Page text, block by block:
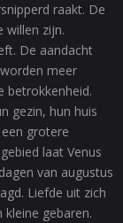
raakt. De
willen zijn.
De aandacht
meer
betrokkenheid.
gezin, hun huis
grotere
laat Venus
van augustus
Liefde uit zich
gebaren.